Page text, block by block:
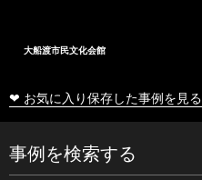
大船渡市民文化会館
❤ お気に入り保存した事例を見る
事例を検索する